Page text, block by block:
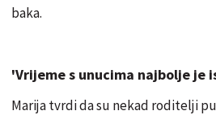
baka.
'Vrijeme s unucima najbolje je
Marija tvrdi da su nekad roditelji